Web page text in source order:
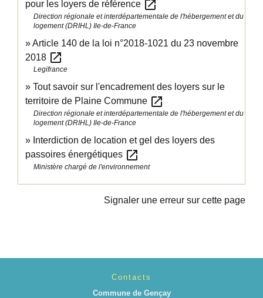
pour les loyers de référence open_in_new
Direction régionale et interdépartementale de l'hébergement et du
logement (DRIHL) Ile-de-France
Article 140 de la loi n°2018-1021 du 23 novembre
2018 open_in_new
Legifrance
Tout savoir sur l'encadrement des loyers sur le
territoire de Plaine Commune open_in_new
Direction régionale et interdépartementale de l'hébergement et du
logement (DRIHL) Ile-de-France
Interdiction de location et gel des loyers des
passoires énergétiques open_in_new
Ministère chargé de l'environnement
Signaler une erreur sur cette page
Contacts
Commune de Gençay